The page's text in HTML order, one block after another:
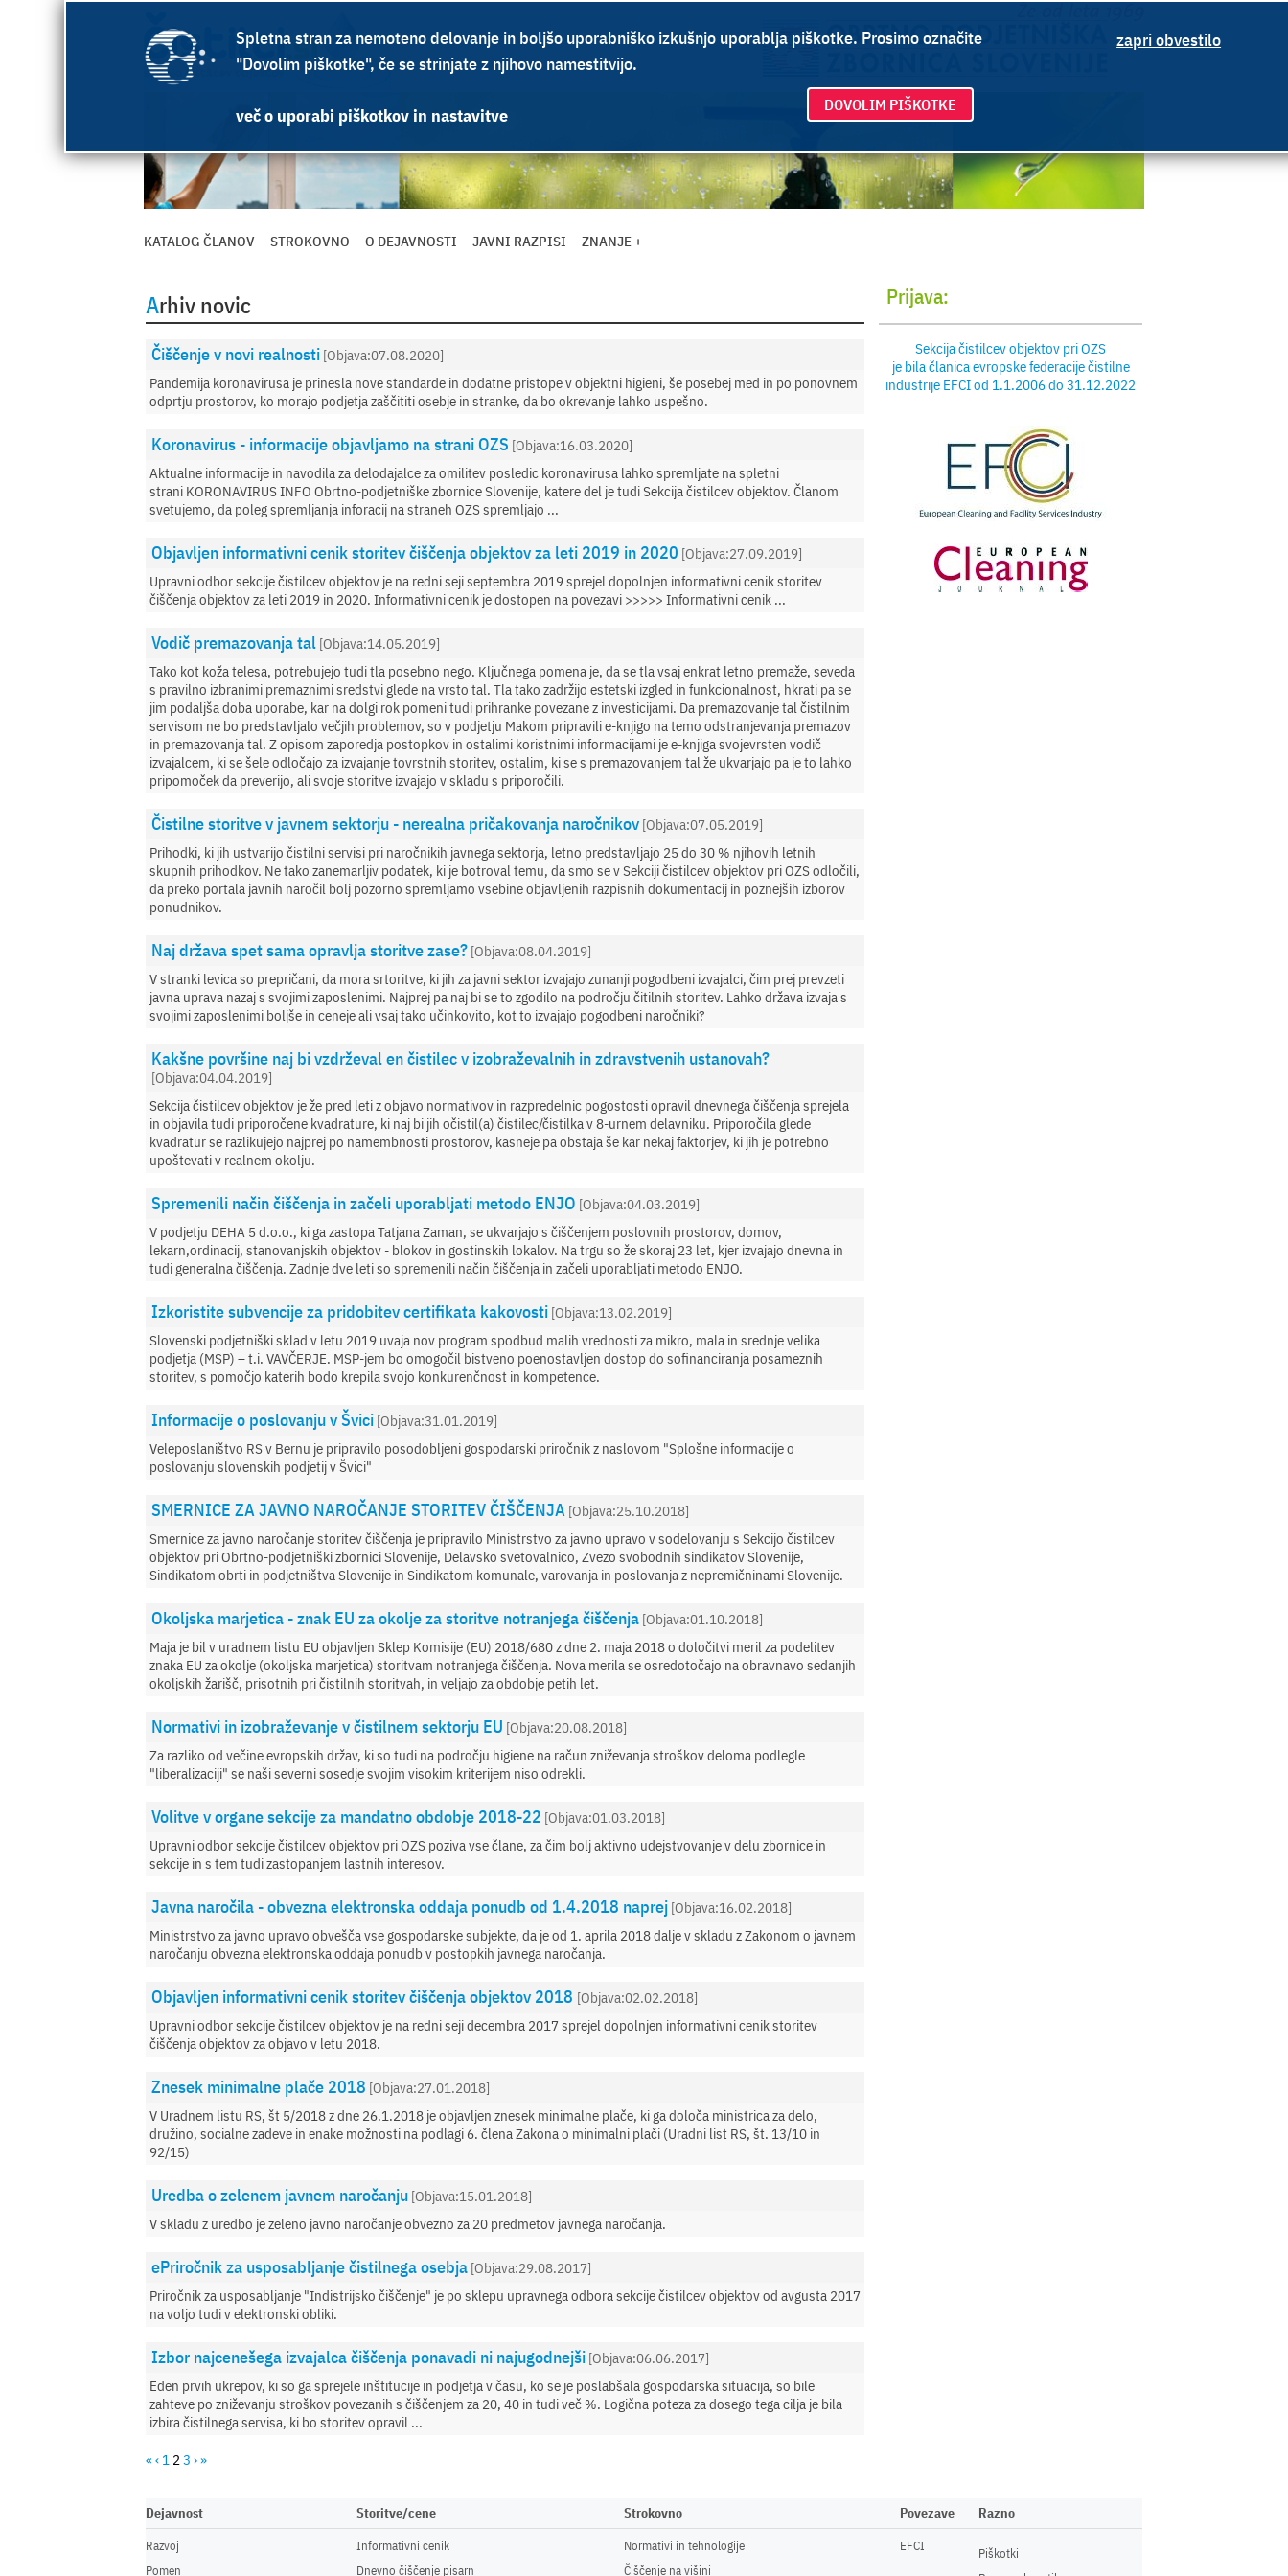
KATALOG ČLANOV STROKOVNO O DEJAVNOSTI JAVNI RAZPISI ZNANJE +
Arhiv novic
Čiščenje v novi realnosti [Objava:07.08.2020]
Pandemija koronavirusa je prinesla nove standarde in dodatne pristope v objektni higieni, še posebej med in po ponovnem
odprtju prostorov, ko morajo podjetja zaščititi osebje in stranke, da bo okrevanje lahko uspešno.
Koronavirus - informacije objavljamo na strani OZS [Objava:16.03.2020]
Aktualne informacije in navodila za delodajalce za omilitev posledic koronavirusa lahko spremljate na spletni
strani KORONAVIRUS INFO Obrtno-podjetniške zbornice Slovenije, katere del je tudi Sekcija čistilcev objektov. Članom
svetujemo, da poleg spremljanja inforacij na straneh OZS spremljajo ...
Objavljen informativni cenik storitev čiščenja objektov za leti 2019 in 2020 [Objava:27.09.2019]
Upravni odbor sekcije čistilcev objektov je na redni seji septembra 2019 sprejel dopolnjen informativni cenik storitev
čiščenja objektov za leti 2019 in 2020. Informativni cenik je dostopen na povezavi >>>>> Informativni cenik ...
Vodič premazovanja tal [Objava:14.05.2019]
Tako kot koža telesa, potrebujejo tudi tla posebno nego. Ključnega pomena je, da se tla vsaj enkrat letno premaže, seveda
s pravilno izbranimi premaznimi sredstvi glede na vrsto tal. Tla tako zadržijo estetski izgled in funkcionalnost, hkrati pa se
jim podaljša doba uporabe, kar na dolgi rok pomeni tudi prihranke povezane z investicijami. Da premazovanje tal čistilnim
servisom ne bo predstavljalo večjih problemov, so v podjetju Makom pripravili e-knjigo na temo odstranjevanja premazov
in premazovanja tal. Z opisom zaporedja postopkov in ostalimi koristnimi informacijami je e-knjiga svojevrsten vodič
izvajalcem, ki se šele odločajo za izvajanje tovrstnih storitev, ostalim, ki se s premazovanjem tal že ukvarjajo pa je to lahko
pripomoček da preverijo, ali svoje storitve izvajajo v skladu s priporočili.
Čistilne storitve v javnem sektorju - nerealna pričakovanja naročnikov [Objava:07.05.2019]
Prihodki, ki jih ustvarijo čistilni servisi pri naročnikih javnega sektorja, letno predstavljajo 25 do 30 % njihovih letnih
skupnih prihodkov. Ne tako zanemarljiv podatek, ki je botroval temu, da smo se v Sekciji čistilcev objektov pri OZS odločili,
da preko portala javnih naročil bolj pozorno spremljamo vsebine objavljenih razpisnih dokumentacij in poznejših izborov
ponudnikov.
Naj država spet sama opravlja storitve zase? [Objava:08.04.2019]
V stranki levica so prepričani, da mora srtoritve, ki jih za javni sektor izvajajo zunanji pogodbeni izvajalci, čim prej prevzeti
javna uprava nazaj s svojimi zaposlenimi. Najprej pa naj bi se to zgodilo na področju čitilnih storitev. Lahko država izvaja s
svojimi zaposlenimi boljše in ceneje ali vsaj tako učinkovito, kot to izvajajo pogodbeni naročniki?
Kakšne površine naj bi vzdrževal en čistilec v izobraževalnih in zdravstvenih ustanovah?
[Objava:04.04.2019]
Sekcija čistilcev objektov je že pred leti z objavo normativov in razpredelnic pogostosti opravil dnevnega čiščenja sprejela
in objavila tudi priporočene kvadrature, ki naj bi jih očistil(a) čistilec/čistilka v 8-urnem delavniku. Priporočila glede
kvadratur se razlikujejo najprej po namembnosti prostorov, kasneje pa obstaja še kar nekaj faktorjev, ki jih je potrebno
upoštevati v realnem okolju.
Spremenili način čiščenja in začeli uporabljati metodo ENJO [Objava:04.03.2019]
V podjetju DEHA 5 d.o.o., ki ga zastopa Tatjana Zaman, se ukvarjajo s čiščenjem poslovnih prostorov, domov,
lekarn,ordinacij, stanovanjskih objektov - blokov in gostinskih lokalov. Na trgu so že skoraj 23 let, kjer izvajajo dnevna in
tudi generalna čiščenja. Zadnje dve leti so spremenili način čiščenja in začeli uporabljati metodo ENJO.
Izkoristite subvencije za pridobitev certifikata kakovosti [Objava:13.02.2019]
Slovenski podjetniški sklad v letu 2019 uvaja nov program spodbud malih vrednosti za mikro, mala in srednje velika
podjetja (MSP) – t.i. VAVČERJE. MSP-jem bo omogočil bistveno poenostavljen dostop do sofinanciranja posameznih
storitev, s pomočjo katerih bodo krepila svojo konkurenčnost in kompetence.
Informacije o poslovanju v Švici [Objava:31.01.2019]
Veleposlaništvo RS v Bernu je pripravilo posodobljeni gospodarski priročnik z naslovom "Splošne informacije o
poslovanju slovenskih podjetij v Švici"
SMERNICE ZA JAVNO NAROČANJE STORITEV ČIŠČENJA [Objava:25.10.2018]
Smernice za javno naročanje storitev čiščenja je pripravilo Ministrstvo za javno upravo v sodelovanju s Sekcijo čistilcev
objektov pri Obrtno-podjetniški zbornici Slovenije, Delavsko svetovalnico, Zvezo svobodnih sindikatov Slovenije,
Sindikatom obrti in podjetništva Slovenije in Sindikatom komunale, varovanja in poslovanja z nepremičninami Slovenije.
Okoljska marjetica - znak EU za okolje za storitve notranjega čiščenja [Objava:01.10.2018]
Maja je bil v uradnem listu EU objavljen Sklep Komisije (EU) 2018/680 z dne 2. maja 2018 o določitvi meril za podelitev
znaka EU za okolje (okoljska marjetica) storitvam notranjega čiščenja. Nova merila se osredotočajo na obravnavo sedanjih
okoljskih žarišč, prisotnih pri čistilnih storitvah, in veljajo za obdobje petih let.
Normativi in izobraževanje v čistilnem sektorju EU [Objava:20.08.2018]
Za razliko od večine evropskih držav, ki so tudi na področju higiene na račun zniževanja stroškov deloma podlegle
"liberalizaciji" se naši severni sosedje svojim visokim kriterijem niso odrekli.
Volitve v organe sekcije za mandatno obdobje 2018-22 [Objava:01.03.2018]
Upravni odbor sekcije čistilcev objektov pri OZS poziva vse člane, za čim bolj aktivno udejstvovanje v delu zbornice in
sekcije in s tem tudi zastopanjem lastnih interesov.
Javna naročila - obvezna elektronska oddaja ponudb od 1.4.2018 naprej [Objava:16.02.2018]
Ministrstvo za javno upravo obvešča vse gospodarske subjekte, da je od 1. aprila 2018 dalje v skladu z Zakonom o javnem
naročanju obvezna elektronska oddaja ponudb v postopkih javnega naročanja.
Objavljen informativni cenik storitev čiščenja objektov 2018 [Objava:02.02.2018]
Upravni odbor sekcije čistilcev objektov je na redni seji decembra 2017 sprejel dopolnjen informativni cenik storitev
čiščenja objektov za objavo v letu 2018.
Znesek minimalne plače 2018 [Objava:27.01.2018]
V Uradnem listu RS, št 5/2018 z dne 26.1.2018 je objavljen znesek minimalne plače, ki ga določa ministrica za delo,
družino, socialne zadeve in enake možnosti na podlagi 6. člena Zakona o minimalni plači (Uradni list RS, št. 13/10 in
92/15)
Uredba o zelenem javnem naročanju [Objava:15.01.2018]
V skladu z uredbo je zeleno javno naročanje obvezno za 20 predmetov javnega naročanja.
ePriročnik za usposabljanje čistilnega osebja [Objava:29.08.2017]
Priročnik za usposabljanje "Indistrijsko čiščenje" je po sklepu upravnega odbora sekcije čistilcev objektov od avgusta 2017
na voljo tudi v elektronski obliki.
Izbor najcenešega izvajalca čiščenja ponavadi ni najugodnejši [Objava:06.06.2017]
Eden prvih ukrepov, ki so ga sprejele inštitucije in podjetja v času, ko se je poslabšala gospodarska situacija, so bile
zahteve po zniževanju stroškov povezanih s čiščenjem za 20, 40 in tudi več %. Logična poteza za dosego tega cilja je bila
izbira čistilnega servisa, ki bo storitev opravil ...
«‹ 1 23 ›»
Prijava:
Sekcija čistilcev objektov pri OZS
je bila članica evropske federacije čistilne
industrije EFCI od 1.1.2006 do 31.12.2022
Dejavnost
Razvoj
Pomen
Storitve/cene
Informativni cenik
Dnevno čiščenje pisarn
Strokovno
Normativi in tehnologije
Čiščenje na višini
Povezave
EFCI
Razno
Piškotki
Spletna stran za nemoteno delovanje in boljšo uporabniško izkušnjo uporablja piškotke. Prosimo označite
"Dovolim piškotke", če se strinjate z njihovo namestitvijo.
več o uporabi piškotkov in nastavitve DOVOLIM PIŠKOTKE
zapri obvestilo